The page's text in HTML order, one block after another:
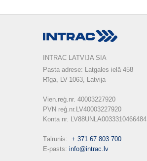
INTRAC LATVIJA SIA
Pasta adrese: Latgales ielā 458
Rīga, LV-1063, Latvija
Vien.reģ.nr. 40003227920
PVN reģ.nr.LV40003227920
Konta nr. LV88UNLA0033310466484
Tālrunis: + 371 67 803 700
E-pasts: info@intrac.lv